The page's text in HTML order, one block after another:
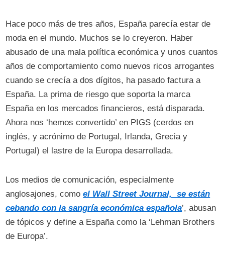
Hace poco más de tres años, España parecía estar de
moda en el mundo. Muchos se lo creyeron. Haber
abusado de una mala política económica y unos cuantos
años de comportamiento como nuevos ricos arrogantes
cuando se crecía a dos dígitos, ha pasado factura a
España. La prima de riesgo que soporta la marca
España en los mercados financieros, está disparada.
Ahora nos ‘hemos convertido’ en PIGS (cerdos en
inglés, y acrónimo de Portugal, Irlanda, Grecia y
Portugal) el lastre de la Europa desarrollada.
Los medios de comunicación, especialmente
anglosajones, comoel Wall Street Journal, se están
cebando con la sangría económica española’, abusan
de tópicos y define a España como la ‘Lehman Brothers
de Europa’.